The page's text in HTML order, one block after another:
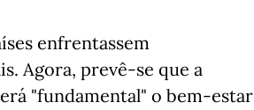
enfrentassem
Agora, prevê-se que a
"fundamental" o bem-estar